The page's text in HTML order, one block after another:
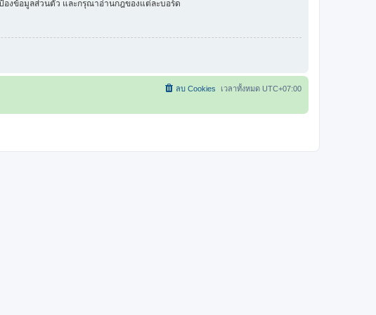
องข้อมูลส่วนตัว และกรุณาอ่านกฎของแต่ละบอร์ด
เวลาทั้งหมด UTC+07:00
ลบ Cookies